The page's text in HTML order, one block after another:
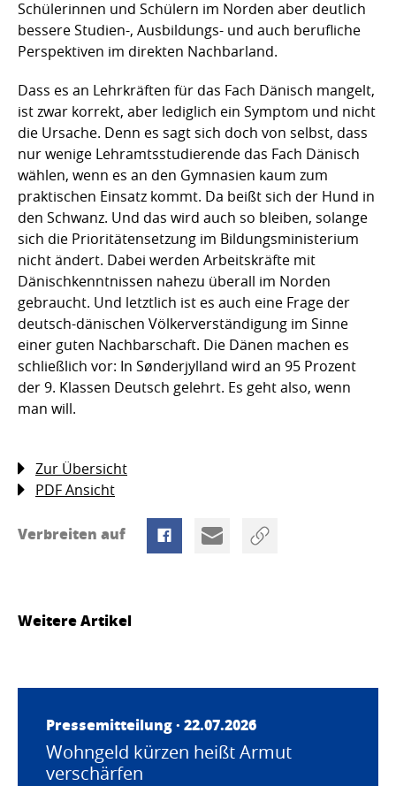
Schülerinnen und Schülern im Norden aber deutlich
bessere Studien-, Ausbildungs- und auch berufliche
Perspektiven im direkten Nachbarland.
Dass es an Lehrkräften für das Fach Dänisch mangelt,
ist zwar korrekt, aber lediglich ein Symptom und nicht
die Ursache. Denn es sagt sich doch von selbst, dass
nur wenige Lehramtsstudierende das Fach Dänisch
wählen, wenn es an den Gymnasien kaum zum
praktischen Einsatz kommt. Da beißt sich der Hund in
den Schwanz. Und das wird auch so bleiben, solange
sich die Prioritätensetzung im Bildungsministerium
nicht ändert. Dabei werden Arbeitskräfte mit
Dänischkenntnissen nahezu überall im Norden
gebraucht. Und letztlich ist es auch eine Frage der
deutsch-dänischen Völkerverständigung im Sinne
einer guten Nachbarschaft. Die Dänen machen es
schließlich vor: In Sønderjylland wird an 95 Prozent
der 9. Klassen Deutsch gelehrt. Es geht also, wenn
man will.
Zur Übersicht
PDF Ansicht
Verbreiten auf
Weitere Artikel
Pressemitteilung · 22.07.2026
Wohngeld kürzen heißt Armut
verschärfen